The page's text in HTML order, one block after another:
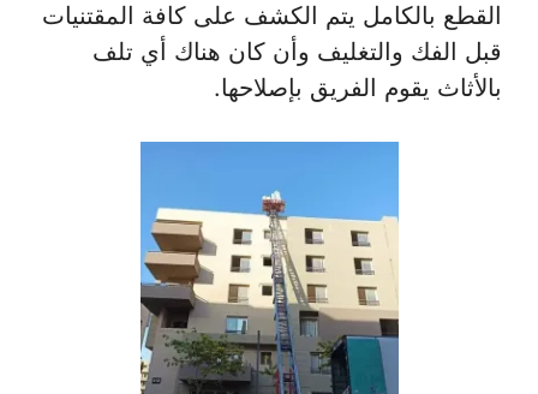
القطع بالكامل يتم الكشف على كافة المقتنيات
قبل الفك والتغليف وأن كان هناك أي تلف
بالأثاث يقوم الفريق بإصلاحها.